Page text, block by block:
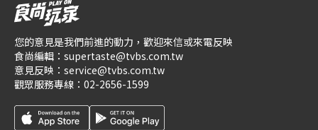
您的意見是我們前進的動力，歡迎來信或來電反映
食尚編輯： supertaste@tvbs.com.tw
意見反映： service@tvbs.com.tw
觀眾服務專線： 02-2656-1599